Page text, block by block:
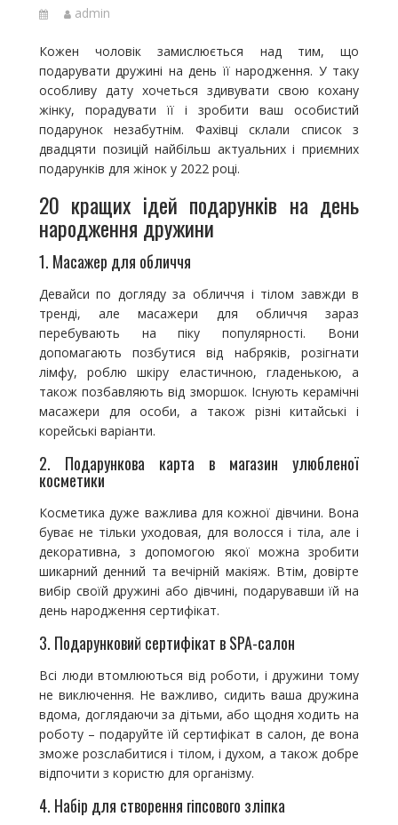
admin
Кожен чоловік замислюється над тим, що
подарувати дружині на день її народження. У таку
особливу дату хочеться здивувати свою кохану
жінку, порадувати її і зробити ваш особистий
подарунок незабутнім. Фахівці склали список з
двадцяти позицій найбільш актуальних і приємних
подарунків для жінок у 2022 році.
20 кращих ідей подарунків на день
народження дружини
1. Масажер для обличчя
Девайси по догляду за обличчя і тілом завжди в
тренді, але масажери для обличчя зараз
перебувають на піку популярності. Вони
допомагають позбутися від набряків, розігнати
лімфу, роблю шкіру еластичною, гладенькою, а
також позбавляють від зморшок. Існують керамічні
масажери для особи, а також різні китайські і
корейські варіанти.
2. Подарункова карта в магазин улюбленої
косметики
Косметика дуже важлива для кожної дівчини. Вона
буває не тільки уходовая, для волосся і тіла, але і
декоративна, з допомогою якої можна зробити
шикарний денний та вечірній макіяж. Втім, довірте
вибір своїй дружині або дівчині, подарувавши їй на
день народження сертифікат.
3. Подарунковий сертифікат в SPA-салон
Всі люди втомлюються від роботи, і дружини тому
не виключення. Не важливо, сидить ваша дружина
вдома, доглядаючи за дітьми, або щодня ходить на
роботу – подаруйте їй сертифікат в салон, де вона
зможе розслабитися і тілом, і духом, а також добре
відпочити з користю для організму.
4. Набір для створення гіпсового зліпка